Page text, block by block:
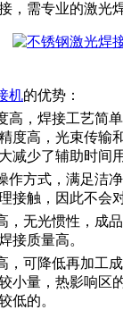
，需专业的激光
机的优势：
，焊接工艺简单
度高，光束传输
减少了辅助时间
方式，满足洁净
接触，因此不会
无光惯性，成品
接质量高。
可降低再加工成
小量，热影响区
低的。